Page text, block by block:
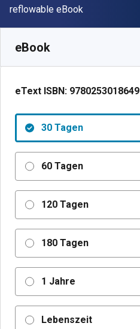
Format
reflowable eBook
eBook
eText ISBN: 9780253018649
30 Tagen
60 Tagen
120 Tagen
180 Tagen
1 Jahre
Lebenszeit